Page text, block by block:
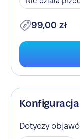
99,00 zł
Dotyczy